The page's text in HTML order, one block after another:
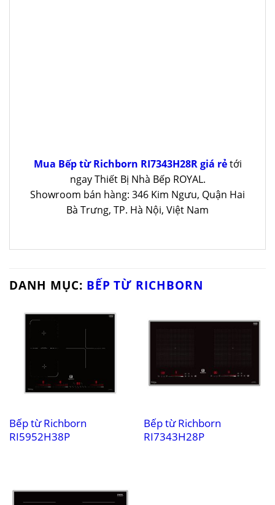
Mua Bếp từ Richborn RI7343H28R giá rẻtới
ngay Thiết Bị Nhà Bếp ROYAL.
Showroom bán hàng: 346 Kim Ngưu, Quận Hai
Bà Trưng, TP. Hà Nội, Việt Nam
DANH MỤC: BẾP TỪ RICHBORN
Bếp từ Richborn
RI5952H38P
Bếp từ Richborn
RI7343H28P